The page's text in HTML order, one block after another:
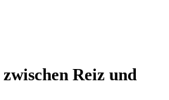
Reiz und